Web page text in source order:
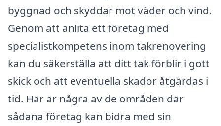
byggnad och skyddar mot väder och vind.
Genom att anlita ett företag med
specialistkompetens inom takrenovering
kan du säkerställa att ditt tak förblir i gott
skick och att eventuella skador åtgärdas i
tid. Här är några av de områden där
sådana företag kan bidra med sin